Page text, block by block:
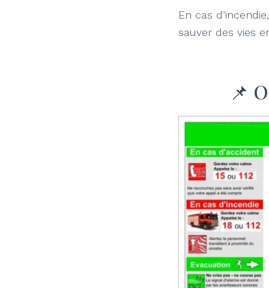
En cas
sauver des vies
📌